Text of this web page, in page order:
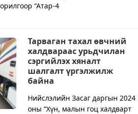
“Атар-4
Тарваган тахал өвчний
халдвараас урьдчилан
сэргийлэх хяналт
шалгалт үргэлжилж
байна
Нийслэлийн Засаг даргын 2024
оны “Хүн, малын гоц халдварт